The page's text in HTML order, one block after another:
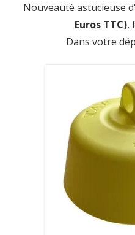
Nouveauté astucieuse
Euros TTC),
Dans votre